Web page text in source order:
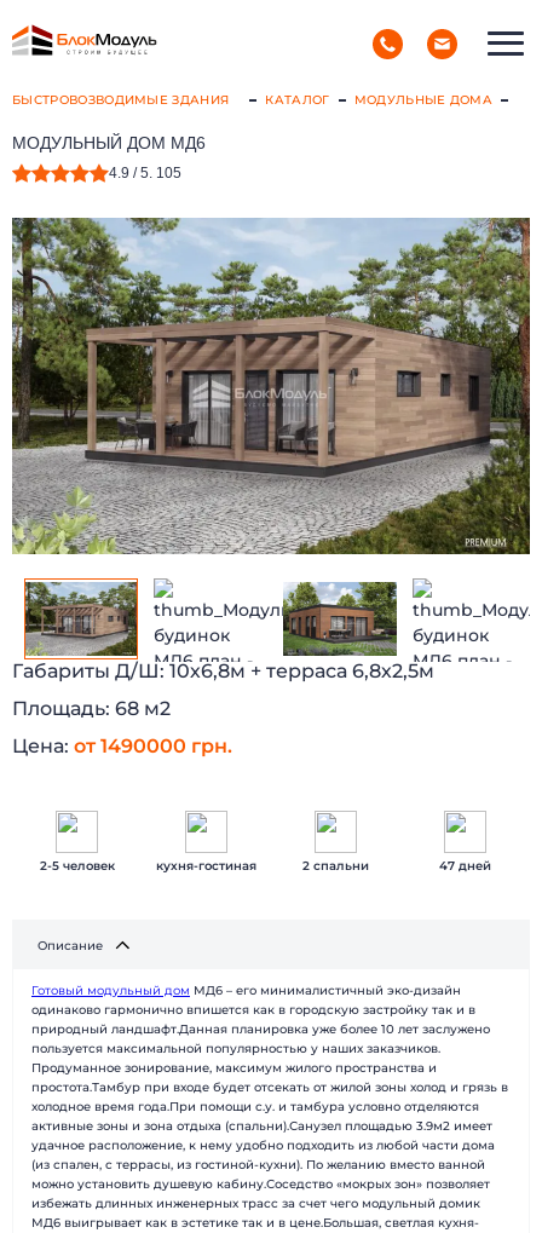
РУС
УКР
БЫСТРЫЕ ДОМА
Каталог
Наши работы
О компании
Наши клиенты
Технологии
Доставка и монтаж
Вопрос-ответ
Новости
Блог
Контакты
Отзывы
БЫСТРОВОЗВОДИМЫЕ ЗДАНИЯ КАТАЛОГ МОДУЛЬНЫЕ ДОМА
МОДУЛЬНЫЙ ДОМ МД6
4.9 / 5. 105
Габариты Д/Ш: 10х6,8м + терраса 6,8х2,5м
Площадь: 68 м2
Цена: от 1490000 грн.
2-5 человек кухня-гостиная 2 спальни 47 дней
Описание
Готовый модульный дом МД6 – его минималистичный эко-дизайн
одинаково гармонично впишется как в городскую застройку так и в
природный ландшафт.Данная планировка уже более 10 лет заслужено
пользуется максимальной популярностью у наших заказчиков.
Продуманное зонирование, максимум жилого пространства и
простота.Тамбур при входе будет отсекать от жилой зоны холод и грязь в
холодное время года.При помощи с.у. и тамбура условно отделяются
активные зоны и зона отдыха (спальни).Санузел площадью 3.9м2 имеет
удачное расположение, к нему удобно подходить из любой части дома
(из спален, с террасы, из гостиной-кухни). По желанию вместо ванной
можно установить душевую кабину.Соседство «мокрых зон» позволяет
избежать длинных инженерных трасс за счет чего модульный домик
МД6 выигрывает как в эстетике так и в цене.Большая, светлая кухня-